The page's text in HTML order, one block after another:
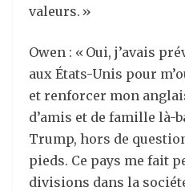
valeurs. »
Owen : « Oui, j’avais
aux États-Unis pour
et renforcer mon
d’amis et de famille là-
Trump, hors de
pieds. Ce pays me fait
divisions dans la